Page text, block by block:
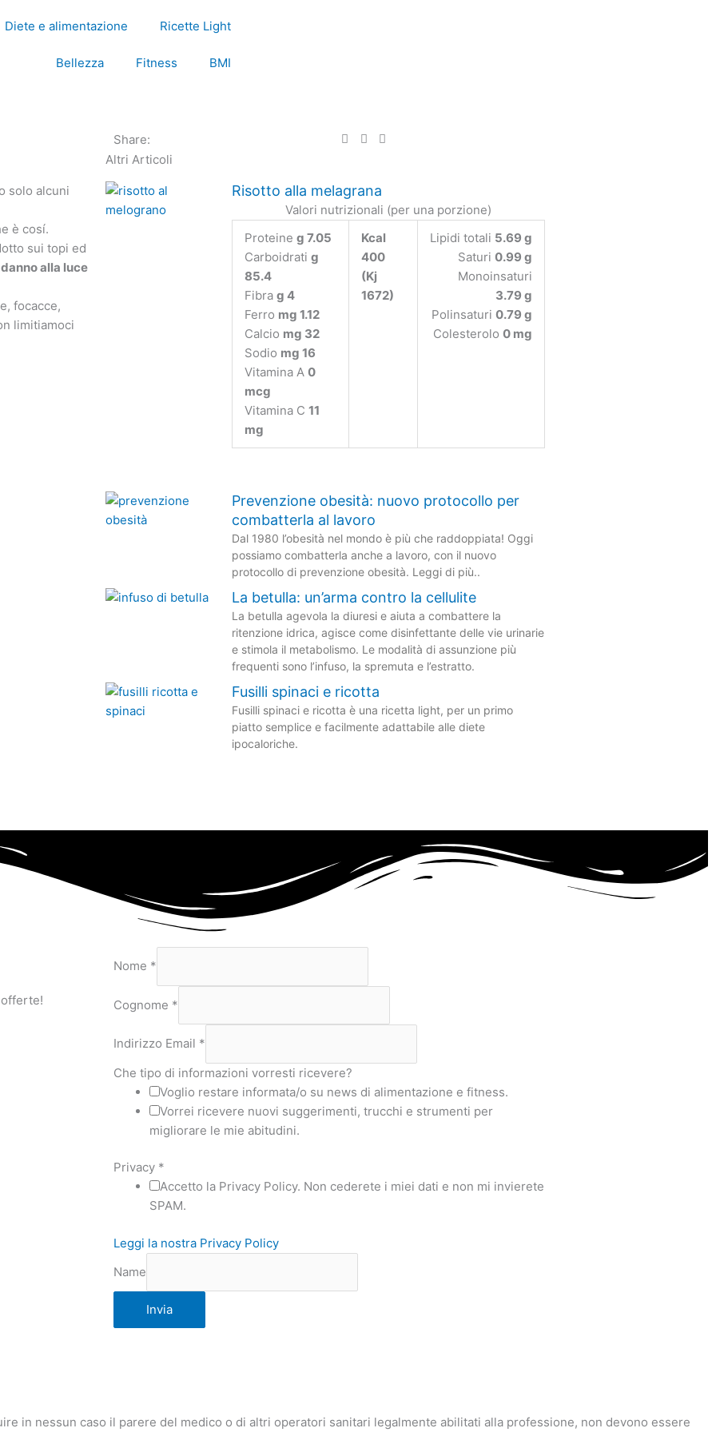
Diete e alimentazione Ricette Light
Bellezza Fitness BMI
solo alcuni
è cosí.
sui topi ed
alla luce
focacce,
limitiamoci
Share:
Altri Articoli
Risotto alla melagrana
Valori nutrizionali (per una porzione)
Proteine g 7.05
Carboidrati g
85.4
Fibra g 4
Ferro mg 1.12
Calcio mg 32
Sodio mg 16
Vitamina A 0
mcg
Vitamina C 11
mg
Kcal
400
(Kj
1672)
Lipidi totali 5.69 g
Saturi 0.99 g
Monoinsaturi
3.79 g
Polinsaturi 0.79 g
Colesterolo 0 mg
Prevenzione obesità: nuovo protocollo per
combatterla al lavoro
Dal 1980 l’obesità nel mondo è più che raddoppiata! Oggi
possiamo combatterla anche a lavoro, con il nuovo
protocollo di prevenzione obesità. Leggi di più..
La betulla: un’arma contro la cellulite
La betulla agevola la diuresi e aiuta a combattere la
ritenzione idrica, agisce come disinfettante delle vie urinarie
e stimola il metabolismo. Le modalità di assunzione più
frequenti sono l’infuso, la spremuta e l’estratto.
Fusilli spinaci e ricotta
Fusilli spinaci e ricotta è una ricetta light, per un primo
piatto semplice e facilmente adattabile alle diete
ipocaloriche.
Nome *
Cognome *
Indirizzo Email *
Che tipo di informazioni vorresti ricevere?
Voglio restare informata/o su news di alimentazione e fitness.
Vorrei ricevere nuovi suggerimenti, trucchi e strumenti per
migliorare le mie abitudini.
Privacy *
Accetto la Privacy Policy. Non cederete i miei dati e non mi invierete
SPAM.
Leggi la nostra Privacy Policy
Name
Invia
in nessun caso il parere del medico o di altri operatori sanitari legalmente abilitati alla professione, non devono essere